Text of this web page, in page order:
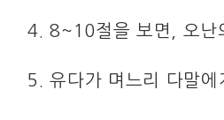
4. 8~10절을 보면, 오난
5. 유다가 며느리 다말